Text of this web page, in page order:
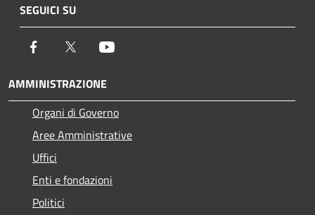
SEGUICI SU
Facebook Twitter
AMMINISTRAZIONE
Organi di Governo
Aree Amministrative
Uffici
Enti e fondazioni
Politici